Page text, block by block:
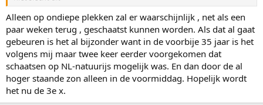
Alleen op ondiepe plekken zal er waarschijnlijk , net als een
paar weken terug , geschaatst kunnen worden. Als dat al gaat
gebeuren is het al bijzonder want in de voorbije 35 jaar is het
volgens mij maar twee keer eerder voorgekomen dat
schaatsen op NL-natuurijs mogelijk was. En dan door de al
hoger staande zon alleen in de voormiddag. Hopelijk wordt
het nu de 3e x.